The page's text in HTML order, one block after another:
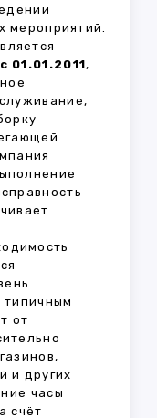
мероприятий.
01.01.2011,
типичным
от
и других
часы
счёт